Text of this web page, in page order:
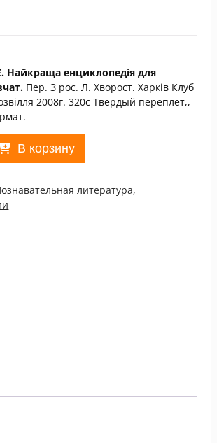
Найкраща енциклопедія для
Пер. З рос. Л. Хворост. Харків Клуб
2008г. 320с Твердый переплет,,
В корзину
литература,